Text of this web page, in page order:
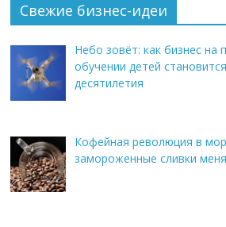
Свежие бизнес-идеи
Небо зовёт: как бизнес на
обучении детей
десятилетия
Кофейная революция в
замороженные сливки